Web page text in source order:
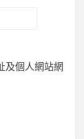
及個人網站網